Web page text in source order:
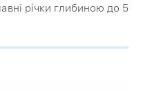
річки глибиною до 5